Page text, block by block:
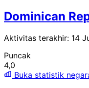
Dominican
Aktivitas terakhir: 14
Puncak
4,0
Buka statistik